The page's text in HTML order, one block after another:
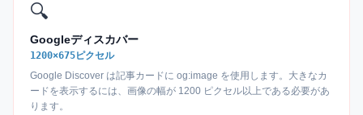
🔍
Googleディスカバー
1200×675ピクセル
Google Discover は記事カードに og:image を使用します。大きなカ
ードを表示するには、画像の幅が 1200 ピクセル以上である必要があ
ります。